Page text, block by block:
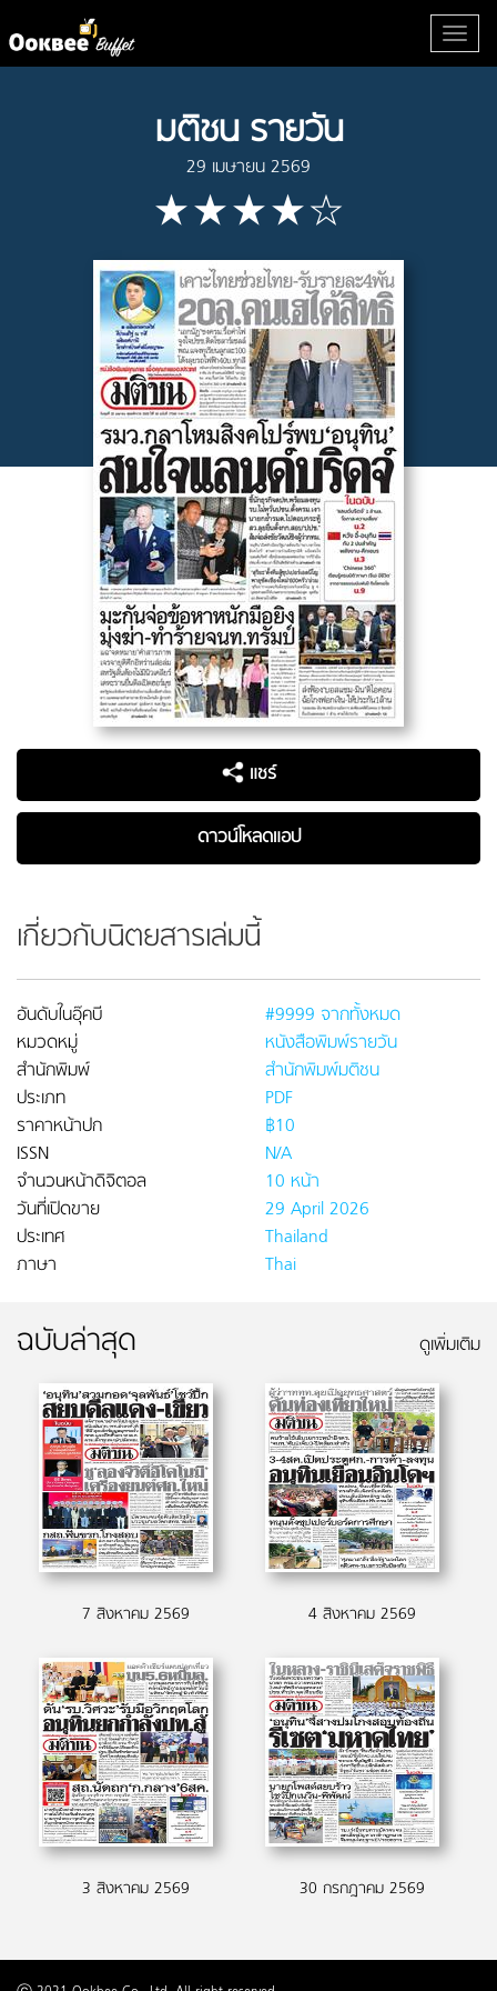
มติชน รายวัน
29 เมษายน 2569
แชร์
ดาวน์โหลดแอป
เกี่ยวกับนิตยสารเล่มนี้
อันดับในอุ๊คบี
#9999 จากทั้งหมด
หมวดหมู่
หนังสือพิมพ์รายวัน
สำนักพิมพ์
สำนักพิมพ์มติชน
ประเภท
PDF
ราคาหน้าปก
฿10
ISSN
N/A
จำนวนหน้าดิจิตอล
10 หน้า
วันที่เปิดขาย
29 April 2026
ประเทศ
Thailand
ภาษา
Thai
ฉบับล่าสุด ดูเพิ่มเติม
7 สิงหาคม 2569 4 สิงหาคม 2569
3 สิงหาคม 2569 30 กรกฎาคม 2569